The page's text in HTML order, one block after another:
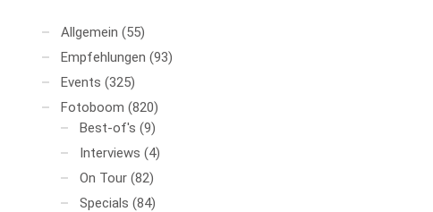
Allgemein (55)
Empfehlungen (93)
Events (325)
Fotoboom (820)
Best-of's (9)
Interviews (4)
On Tour (82)
Specials (84)